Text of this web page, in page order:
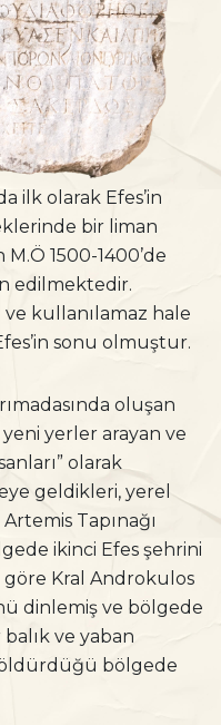
ilk olarak Efes’in
bir liman
1500-1400’de
edilmektedir.
ve kullanılamaz hale
sonu olmuştur.
oluşan
yeni yerler arayan ve
olarak
geldikleri, yerel
Tapınağı
ikinci Efes şehrini
göre Kral Androkulos
dinlemiş ve bölgede
balık ve yaban
bölgede